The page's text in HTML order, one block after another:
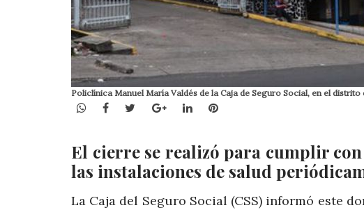
Policlínica Manuel María Valdés de la Caja de Seguro Social, en el
WhatsApp
Facebook
TwitterGoogle+LinkedInPinterest
El cierre se realizó para cumplir
las instalaciones de salud
La Caja del Seguro Social (CSS) informó este